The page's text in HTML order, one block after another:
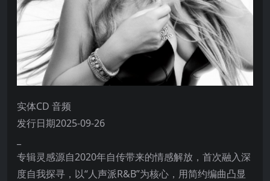
实体CD 音频
发行日期2025-09-26
专辑灵感源自2020年自传带来的情感解放，首次融入深
度自我探寻，以“人声派R&B”为核心，用简约编曲凸显